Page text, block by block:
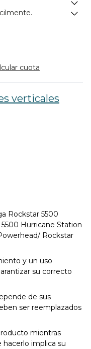
cuota
verticales
Rockstar 5500
Hurricane Station
Rockstar
y un uso
su correcto
de sus
ser reemplazados
mientras
implica su